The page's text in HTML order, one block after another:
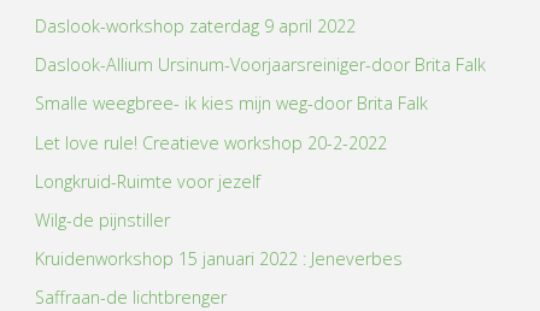
Daslook-workshop zaterdag 9 april 2022
Daslook-Allium Ursinum-Voorjaarsreiniger-door Brita Falk
Smalle weegbree- ik kies mijn weg-door Brita Falk
Let love rule! Creatieve workshop 20-2-2022
Longkruid-Ruimte voor jezelf
Wilg-de pijnstiller
Kruidenworkshop 15 januari 2022 : Jeneverbes
Saffraan-de lichtbrenger